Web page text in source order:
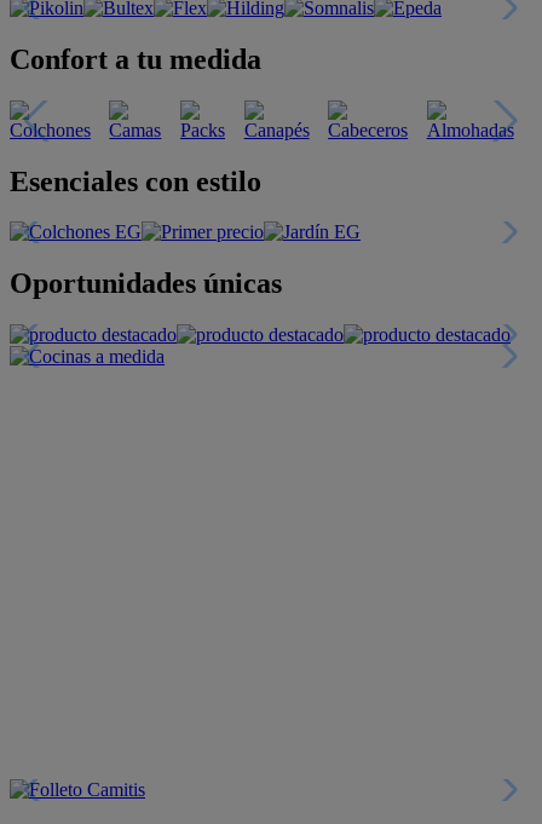
Confort a tu medida
Esenciales con estilo
Oportunidades únicas